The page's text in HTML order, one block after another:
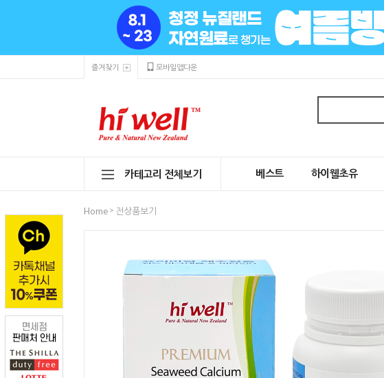
즐겨찾기 모바일앱다운
카테고리 전체보기 베스트 하이웰초유
Home > 전상품보기